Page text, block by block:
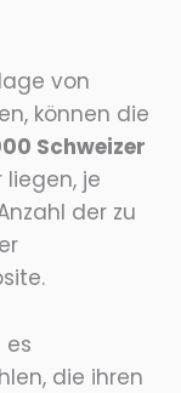
von
können die
Schweizer
je
der zu
es
die ihren